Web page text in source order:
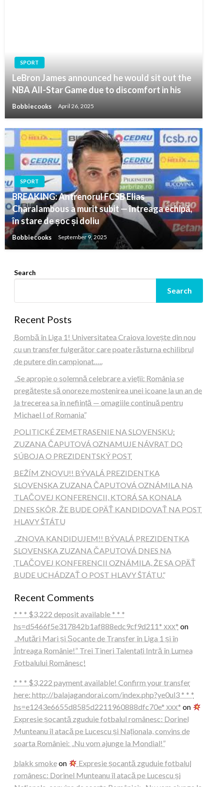
SPORT
LeBron James announced he would sit out the
NBA All-Star Game due to discomfort in his
Bobbiecooks April 26, 2025
SPORT
BREAKING: Antrenorul FCSB Elias
Charalambous a murit subit — întreaga echipă,
în stare de șoc și doliu
Bobbiecooks September 9, 2025
Search
Search
Recent Posts
Bombă în Liga 1! Universitatea Craiova lovește din nou
cu un transfer fulgerător care poate răsturna echilibrul
de putere din campionat…..
„Se apropie o solemnă celebrare a vieții: România se
pregătește să onoreze moștenirea unei icoane la un an de
la trecerea sa în neființă — omagiile continuă pentru
Michael I of Romania”
POLITICKÉ ZEMETRASENIE NA SLOVENSKU:
ZUZANA ČAPUTOVÁ OZNAMUJE NÁVRAT DO
SÚBOJA O PREZIDENTSKÝ POST
BEŽÍM ZNOVU!! BÝVALÁ PREZIDENTKA
SLOVENSKA ZUZANA ČAPUTOVÁ OZNÁMILA NA
TLAČOVEJ KONFERENCII, KTORÁ SA KONALA
DNES SKÔR, ŽE BUDE OPÄŤ KANDIDOVAŤ NA POST
HLAVY ŠTÁTU
„ZNOVA KANDIDUJEM!! BÝVALÁ PREZIDENTKA
SLOVENSKA ZUZANA ČAPUTOVÁ DNES NA
TLAČOVEJ KONFERENCII OZNÁMILA, ŽE SA OPÄŤ
BUDE UCHÁDZAŤ O POST HLAVY ŠTÁTU.“
Recent Comments
* * * $3,222 deposit available * * *
hs=d5466f5e317842b1af888edc9cf9d211* ххх* on
„Mutări Mari și Șocante de Transfer în Liga 1 și în
Întreaga Românie!” Trei Tineri Talentați Intră în Lumea
Fotbalului Românesc!
* * * $3,222 payment available! Confirm your transfer
here: http://balajagandorai.com/index.php?ye0ul3 * * *
hs=e1243e6655d8585d2211960888dfc70e* ххх* on
Expresie șocantă zguduie fotbalul românesc: Dorinel
Munteanu îl atacă pe Lucescu și Naționala, convins de
soarta României: „Nu vom ajunge la Mondial!”
blakk smokeon
Expresie șocantă zguduie fotbalul
românesc: Dorinel Munteanu îl atacă pe Lucescu și